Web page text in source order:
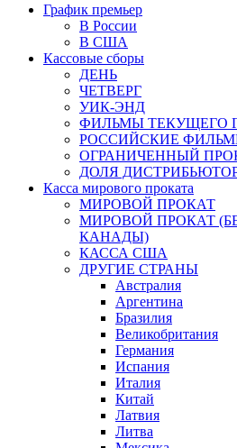
График премьер
В России
В США
Кассовые сборы
ДЕНЬ
ЧЕТВЕРГ
УИК-ЭНД
ФИЛЬМЫ ТЕКУЩЕГО
РОССИЙСКИЕ
ОГРАНИЧЕННЫЙ
ДОЛЯ
Касса мирового проката
МИРОВОЙ ПРОКАТ
МИРОВОЙ ПРОКАТ
КАНАДЫ)
КАССА США
ДРУГИЕ СТРАНЫ
Австралия
Аргентина
Бразилия
Великобритания
Германия
Испания
Италия
Китай
Латвия
Литва